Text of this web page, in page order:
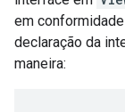
em
declaração da
maneira: